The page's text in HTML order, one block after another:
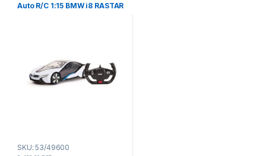
Auto R/C 1:15 BMW i8 RASTAR
SKU: 53/49600